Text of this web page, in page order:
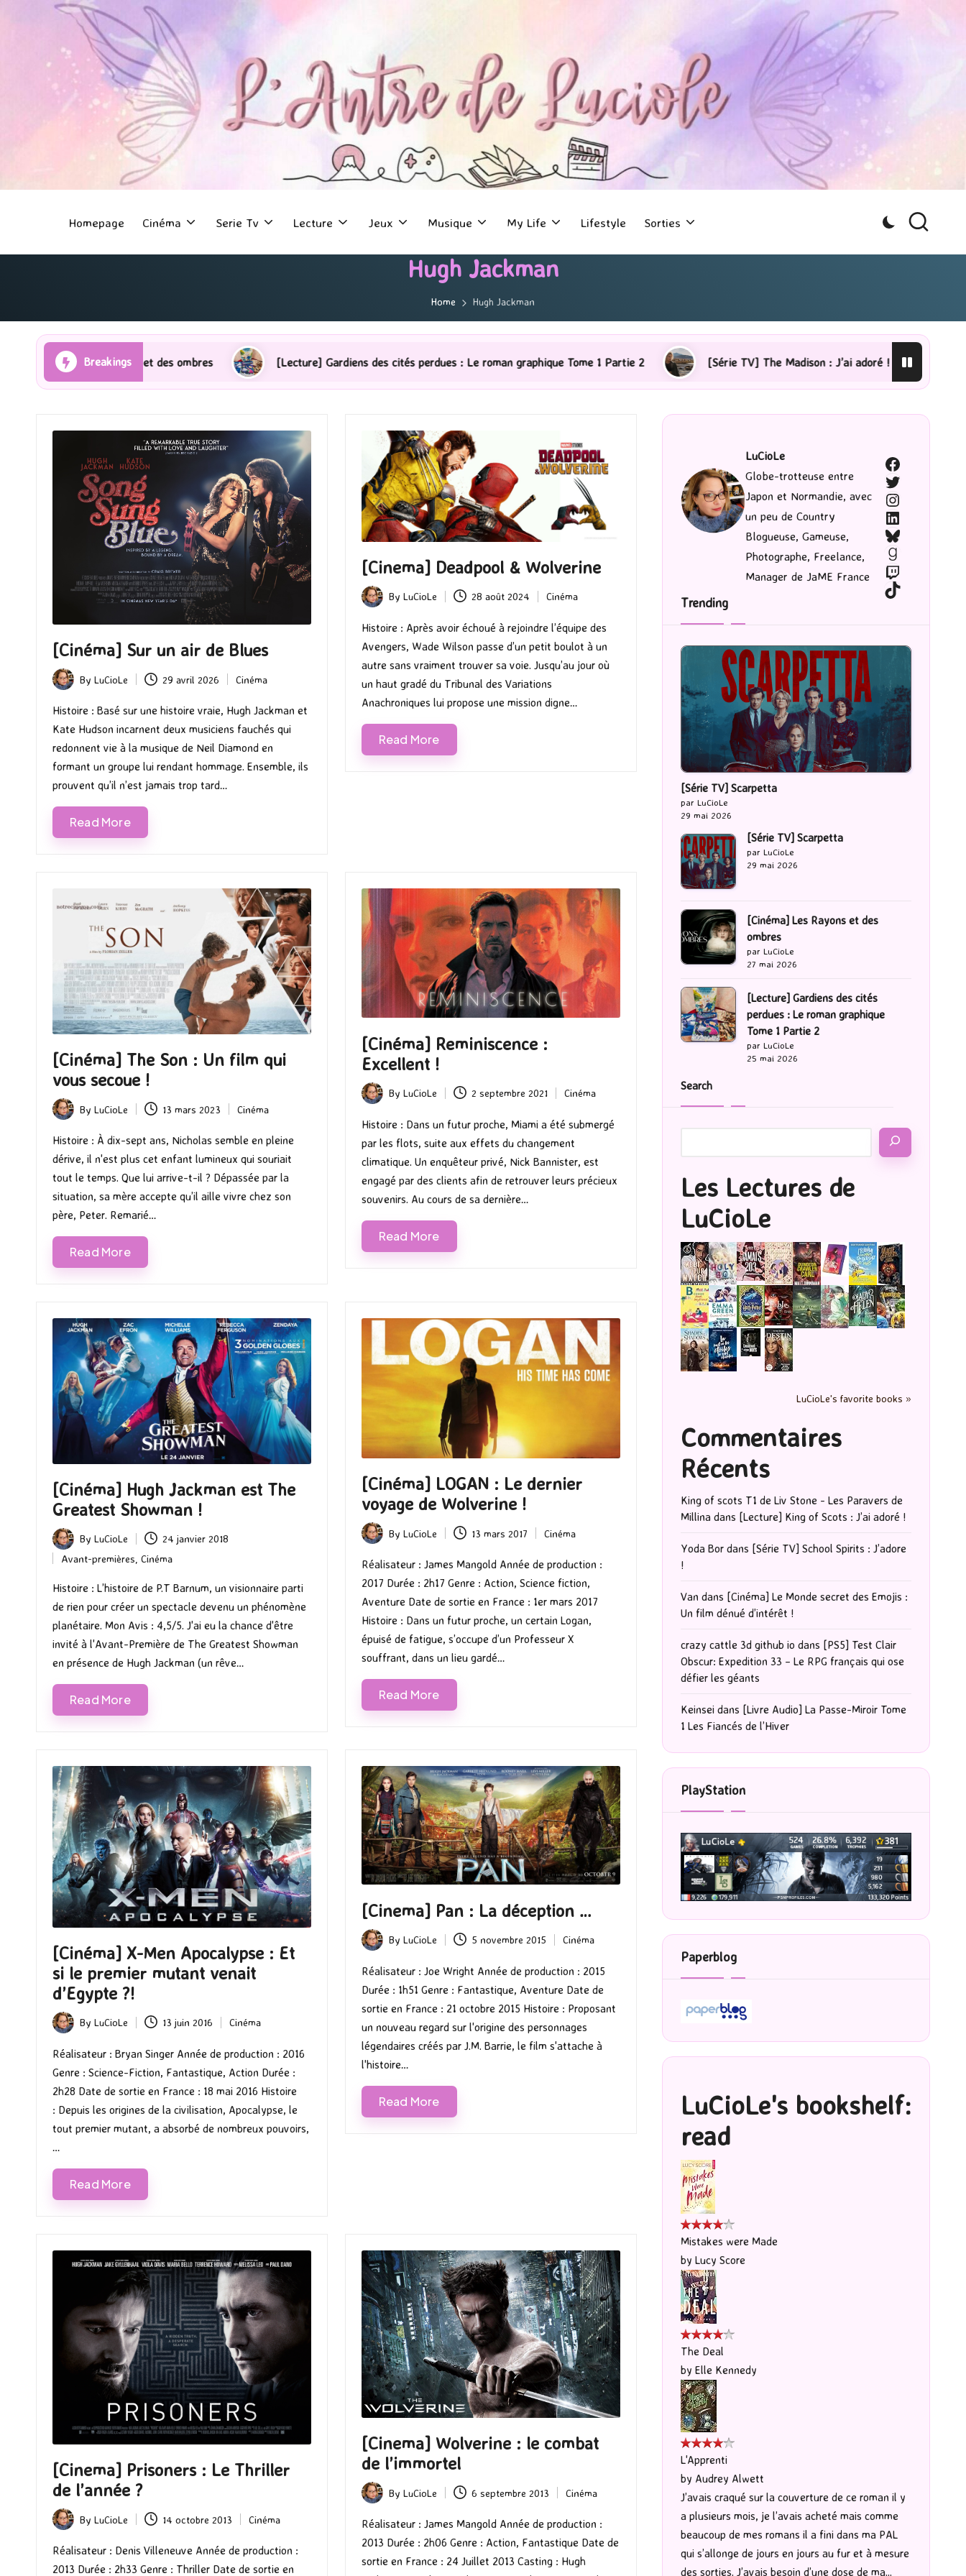
Homepage Cinéma Serie Tv Lecture Jeux Musique My Life Lifestyle Sorties
Hugh Jackman
Home Hugh Jackman
Breakings
et des ombres [Lecture] Gardiens des cités perdues : Le roman graphique Tome 1 Partie 2 [Série TV] The Madison : J’ai adoré ! [Lecture] La femme de
[Cinéma] Sur un air de Blues
Posted
by
By LuCioLe 29 avril 2026
Posted
Cinéma
Histoire : Basé sur une histoire vraie, Hugh Jackman et
Kate Hudson incarnent deux musiciens fauchés qui
redonnent vie à la musique de Neil Diamond en
formant un groupe lui rendant hommage. Ensemble, ils
prouvent qu’il n’est jamais trop tard…
Read More
[Cinema] Deadpool & Wolverine
Posted
by
By LuCioLe 28 août 2024
Posted
in
Cinéma
Histoire : Après avoir échoué à rejoindre l’équipe des
Avengers, Wade Wilson passe d’un petit boulot à un
autre sans vraiment trouver sa voie. Jusqu’au jour où
un haut gradé du Tribunal des Variations
Anachroniques lui propose une mission digne…
Read More
[Cinéma] The Son : Un film qui
vous secoue !
Posted
by
By LuCioLe 13 mars 2023
Posted
in
Cinéma
Histoire : À dix-sept ans, Nicholas semble en pleine
dérive, il n'est plus cet enfant lumineux qui souriait
tout le temps. Que lui arrive-t-il ? Dépassée par la
situation, sa mère accepte qu’il aille vivre chez son
père, Peter. Remarié…
Read More
[Cinéma] Reminiscence :
Excellent !
Posted
by
By LuCioLe 2 septembre 2021
Posted
in
Cinéma
Histoire : Dans un futur proche, Miami a été submergé
par les flots, suite aux effets du changement
climatique. Un enquêteur privé, Nick Bannister, est
engagé par des clients afin de retrouver leurs précieux
souvenirs. Au cours de sa dernière…
Read More
[Cinéma] Hugh Jackman est The
Greatest Showman !
Posted
by
By LuCioLe 24 janvier 2018
Posted
in
Avant-premières Cinéma
Histoire : L’histoire de P.T Barnum, un visionnaire parti
de rien pour créer un spectacle devenu un phénomène
planétaire. Mon Avis : 4,5/5. J'ai eu la chance d'être
invité à l'Avant-Première de The Greatest Showman
en présence de Hugh Jackman (un rêve…
Read More
[Cinéma] LOGAN : Le dernier
voyage de Wolverine !
Posted
by
By LuCioLe 13 mars 2017
Posted
Cinéma
Réalisateur : James Mangold Année de production :
2017 Durée : 2h17 Genre : Action, Science fiction,
Aventure Date de sortie en France : 1er mars 2017
Histoire : Dans un futur proche, un certain Logan,
épuisé de fatigue, s’occupe d’un Professeur X
souffrant, dans un lieu gardé…
Read More
[Cinéma] X-Men Apocalypse : Et
si le premier mutant venait
d’Egypte ?!
Posted
by
By LuCioLe 13 juin 2016
Posted
Cinéma
Réalisateur : Bryan Singer Année de production : 2016
Genre : Science-Fiction, Fantastique, Action Durée :
2h28 Date de sortie en France : 18 mai 2016 Histoire
: Depuis les origines de la civilisation, Apocalypse, le
tout premier mutant, a absorbé de nombreux pouvoirs,
…
Read More
[Cinema] Pan : La déception …
Posted
by
By LuCioLe 5 novembre 2015
Posted
in
Cinéma
Réalisateur : Joe Wright Année de production : 2015
Durée : 1h51 Genre : Fantastique, Aventure Date de
sortie en France : 21 octobre 2015 Histoire : Proposant
un nouveau regard sur l'origine des personnages
légendaires créés par J.M. Barrie, le film s'attache à
l'histoire…
Read More
[Cinema] Prisoners : Le Thriller
de l’année ?
Posted
by
By LuCioLe 14 octobre 2013
Posted
Cinéma
Réalisateur : Denis Villeneuve Année de production :
2013 Durée : 2h33 Genre : Thriller Date de sortie en
[Cinema] Wolverine : le combat
de l’immortel
Posted
by
By LuCioLe 6 septembre 2013
Posted
in
Cinéma
Réalisateur : James Mangold Année de production :
2013 Durée : 2h06 Genre : Action, Fantastique Date de
sortie en France : 24 Juillet 2013 Casting : Hugh
LuCioLe
Globe-trotteuse entre
Japon et Normandie, avec
un peu de Country
Blogueuse, Gameuse,
Photographe, Freelance,
Manager de JaME France
Facebook
Twitter
Instagram
LinkedIn
Bluesky
Goodreads
Twitch
TikTok
Trending
[Série TV] Scarpetta
par LuCioLe
29 mai 2026
[Série TV] Scarpetta
par LuCioLe
29 mai 2026
[Cinéma] Les Rayons et des
ombres
par LuCioLe
27 mai 2026
[Lecture] Gardiens des cités
perdues : Le roman graphique
Tome 1 Partie 2
par LuCioLe
25 mai 2026
Search
Les Lectures de
LuCioLe
LuCioLe's favorite books »
Commentaires
Récents
King of scots T1 de Liv Stone - Les Paravers de
Millinadans [Lecture] King of Scots : J’ai adoré !
Yoda Bordans [Série TV] School Spirits : J’adore
!
Van dans [Cinéma] Le Monde secret des Emojis :
Un film dénué d’intérêt !
crazy cattle 3d github io dans [PS5] Test Clair
Obscur: Expedition 33 – Le RPG français qui ose
défier les géants
Keinseidans [Livre Audio] La Passe-Miroir Tome
1 Les Fiancés de l’Hiver
PlayStation
Paperblog
LuCioLe's bookshelf:
read
Mistakes were Made
by Lucy Score
The Deal
by Elle Kennedy
L'Apprenti
by Audrey Alwett
J’avais craqué sur la couverture de ce roman il y
a plusieurs mois, je l’avais acheté mais comme
beaucoup de mes romans il a fini dans ma PAL
qui s’allonge de jours en jours au fur et à mesure
des sorties. J’avais besoin d’une dose de ma...